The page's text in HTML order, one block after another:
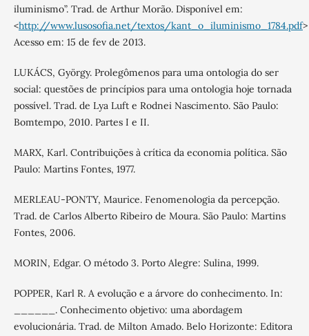
iluminismo”. Trad. de Arthur Morão. Disponível em:
<http://www.lusosofia.net/textos/kant_o_iluminismo_1784.pdf>
Acesso em: 15 de fev de 2013.
LUKÁCS, György. Prolegômenos para uma ontologia do ser
social: questões de princípios para uma ontologia hoje tornada
possível. Trad. de Lya Luft e Rodnei Nascimento. São Paulo:
Bomtempo, 2010. Partes I e II.
MARX, Karl. Contribuições à crítica da economia política. São
Paulo: Martins Fontes, 1977.
MERLEAU-PONTY, Maurice. Fenomenologia da percepção.
Trad. de Carlos Alberto Ribeiro de Moura. São Paulo: Martins
Fontes, 2006.
MORIN, Edgar. O método 3. Porto Alegre: Sulina, 1999.
POPPER, Karl R. A evolução e a árvore do conhecimento. In:
______. Conhecimento objetivo: uma abordagem
evolucionária. Trad. de Milton Amado. Belo Horizonte: Editora